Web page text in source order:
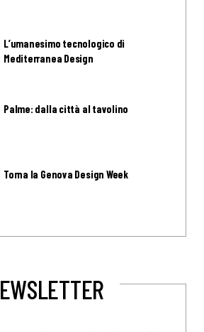
L’umanesimo tecnologico di
Mediterranea Design
Palme: dalla città al tavolino
Torna la Genova Design Week